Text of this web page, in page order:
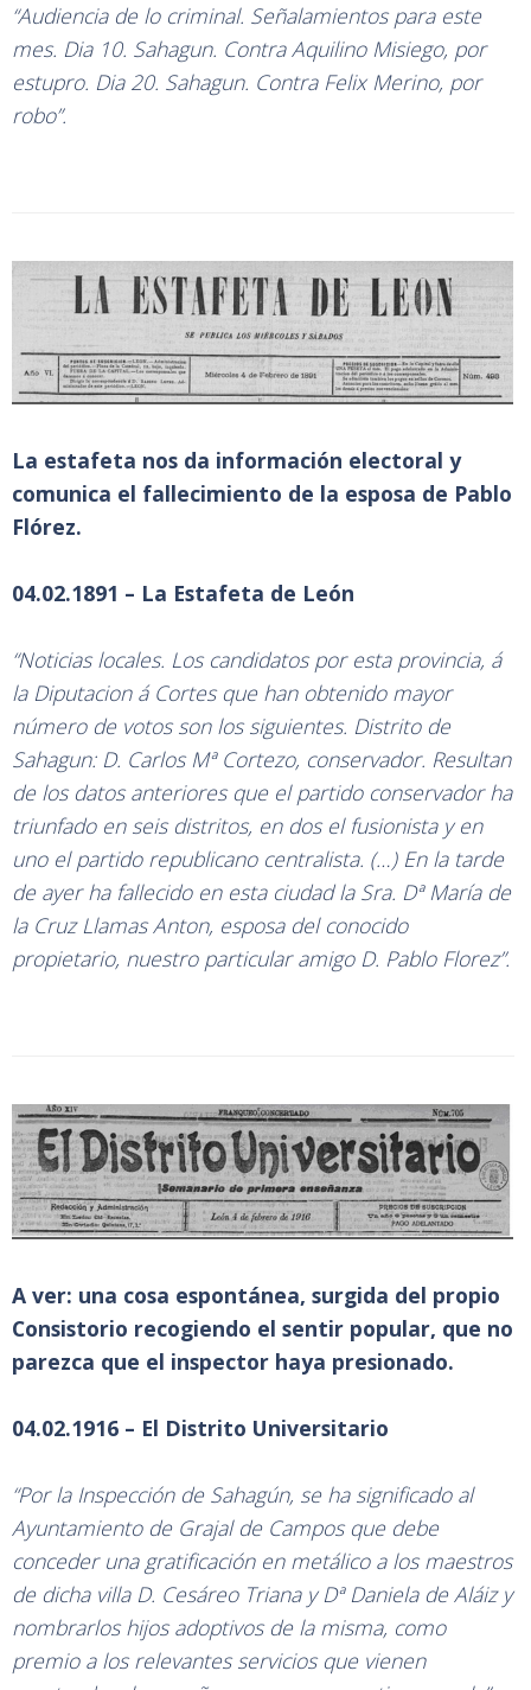
“Audiencia de lo criminal. Señalamientos para este
mes. Dia 10. Sahagun. Contra Aquilino Misiego, por
estupro. Dia 20. Sahagun. Contra Felix Merino, por
robo”.
La estafeta nos da información electoral y
comunica el fallecimiento de la esposa de Pablo
Flórez.
04.02.1891 – La Estafeta de León
“Noticias locales. Los candidatos por esta provincia, á
la Diputacion á Cortes que han obtenido mayor
número de votos son los siguientes. Distrito de
Sahagun: D. Carlos Mª Cortezo, conservador. Resultan
de los datos anteriores que el partido conservador ha
triunfado en seis distritos, en dos el fusionista y en
uno el partido republicano centralista. (…) En la tarde
de ayer ha fallecido en esta ciudad la Sra. Dª María de
la Cruz Llamas Anton, esposa del conocido
propietario, nuestro particular amigo D. Pablo Florez”.
A ver: una cosa espontánea, surgida del propio
Consistorio recogiendo el sentir popular, que no
parezca que el inspector haya presionado.
04.02.1916 – El Distrito Universitario
“Por la Inspección de Sahagún, se ha significado al
Ayuntamiento de Grajal de Campos que debe
conceder una gratificación en metálico a los maestros
de dicha villa D. Cesáreo Triana y Dª Daniela de Aláiz y
nombrarlos hijos adoptivos de la misma, como
premio a los relevantes servicios que vienen